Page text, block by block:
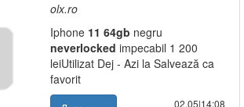
olx.ro
Iphone 11 64gb negru
neverlocked impecabil 1 200
leiUtilizat Dej - Azi la Salvează ca
favorit
02.05|14:08